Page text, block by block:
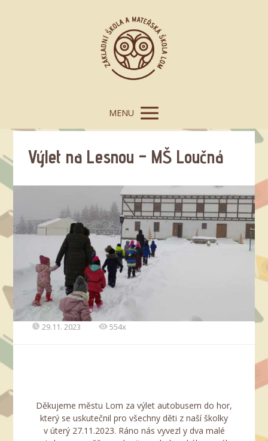
MENU
Výlet na Lesnou – MŠ Loučná
29.11. 2023 554x
Děkujeme městu Lom za výlet autobusem do hor,
který se uskutečnil pro všechny děti z naší školky
v úterý 27.11.2023. Ráno nás vyvezl y dva malé